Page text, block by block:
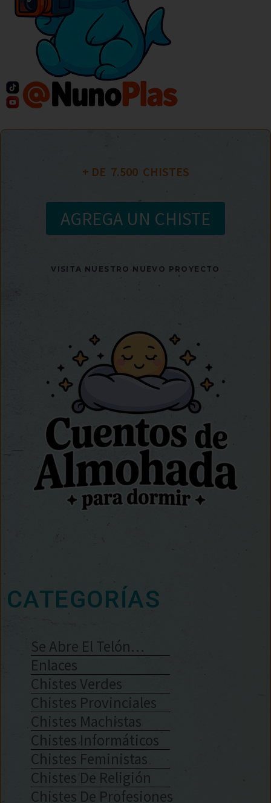
+ DE 7.500
  CHISTES
AGREGA UN CHISTE
VISITA NUESTRO NUEVO PROYECTO
CATEGORÍAS
Se Abre El Telón…
Enlaces
Chistes Verdes
Chistes Provinciales
Chistes Machistas
Chistes Informáticos
Chistes Feministas
Chistes De Religión
Chistes De Profesiones